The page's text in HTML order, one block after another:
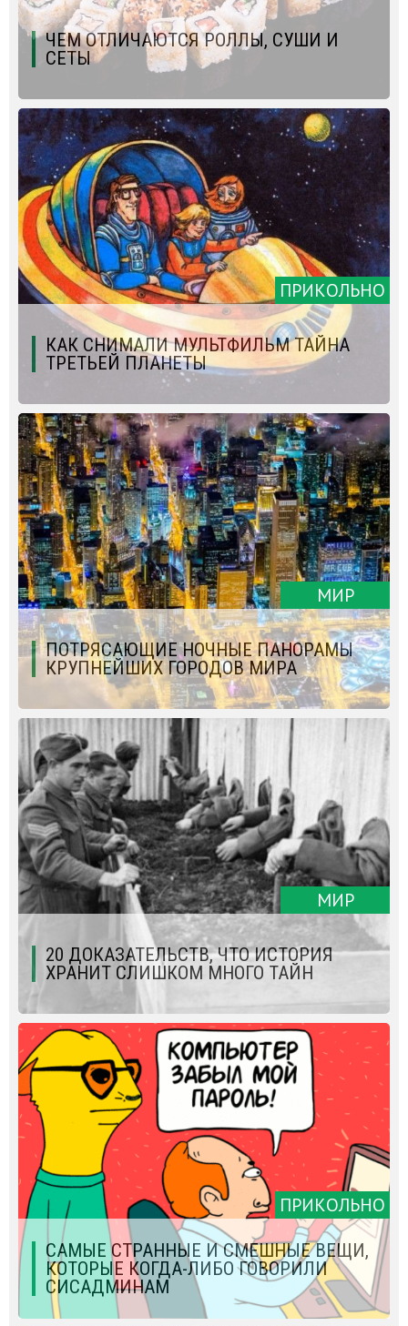
ЧЕМ ОТЛИЧАЮТСЯ РОЛЛЫ, СУШИ И
СЕТЫ
ПРИКОЛЬНО
КАК СНИМАЛИ МУЛЬТФИЛЬМ ТАЙНА
ТРЕТЬЕЙ ПЛАНЕТЫ
МИР
ПОТРЯСАЮЩИЕ НОЧНЫЕ ПАНОРАМЫ
КРУПНЕЙШИХ ГОРОДОВ МИРА
МИР
20 ДОКАЗАТЕЛЬСТВ, ЧТО ИСТОРИЯ
ХРАНИТ СЛИШКОМ МНОГО ТАЙН
ПРИКОЛЬНО
САМЫЕ СТРАННЫЕ И СМЕШНЫЕ ВЕЩИ,
КОТОРЫЕ КОГДА-ЛИБО ГОВОРИЛИ
СИСАДМИНАМ